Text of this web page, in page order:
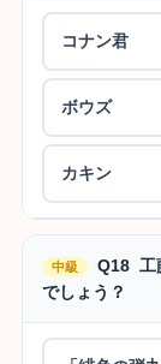
コナン君
ボウズ
カキン
中級
Q18 工
でしょう？